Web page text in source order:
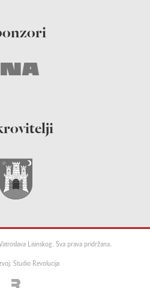
Lisinskog. Sva prava pridržana.
Studio Revolucija